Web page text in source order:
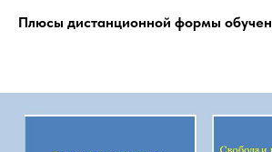
Плюсы дистанционной формы